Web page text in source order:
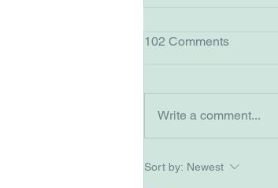
Veterinary Heritage
December 2025
102 Comments
Write a comment...
Sort by: Newest